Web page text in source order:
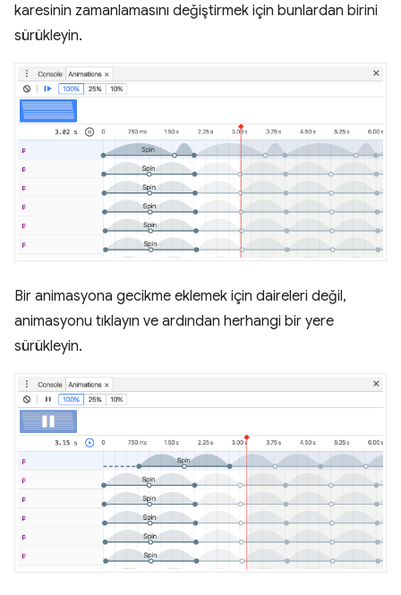
karesinin zamanlamasını değiştirmek için bunlardan birini
sürükleyin.
Bir animasyona gecikme eklemek için daireleri değil,
animasyonu tıklayın ve ardından herhangi bir yere
sürükleyin.